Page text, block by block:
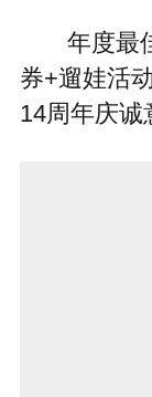
年度最
券+遛娃活
14周年庆诚